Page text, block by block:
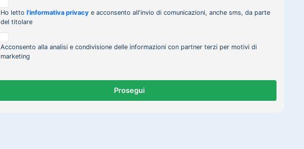
Ho letto l'informativa privacy e acconsento all'invio di comunicazioni, anche sms, da parte
del titolare
Acconsento alla analisi e condivisione delle informazioni con partner terzi per motivi di
marketing